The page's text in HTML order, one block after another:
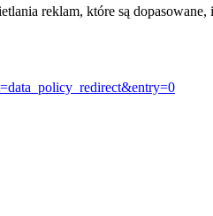
reklam, które są